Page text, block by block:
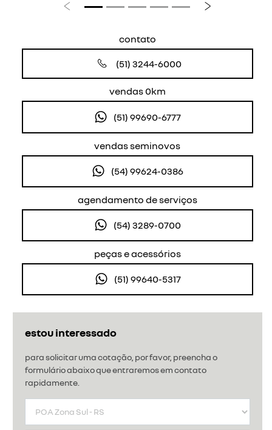
estou interessado
para solicitar uma cotação, por favor, preencha o
formulário abaixo que entraremos em contato
rapidamente.
Anterior Próximo
contato
(51) 3244-6000
vendas 0km
(51) 99690-6777
vendas seminovos
(54) 99624-0386
agendamento de serviços
(54) 3289-0700
peças e acessórios
(51) 99640-5317